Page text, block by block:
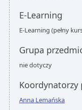
E-Learning
E-Learning (pełny
Grupa
nie dotyczy
Anna Lemańska